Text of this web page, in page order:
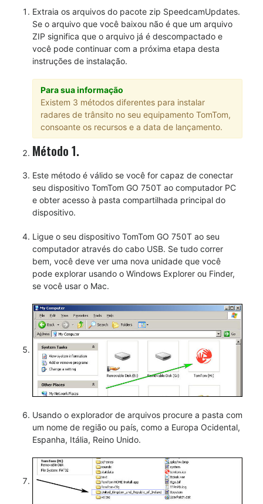
Extraia os arquivos do pacote zip SpeedcamUpdates.
Se o arquivo que você baixou não é que um arquivo
ZIP significa que o arquivo já é descompactado e
você pode continuar com a próxima etapa desta
instruções de instalação.
Para sua informação
Existem 3 métodos diferentes para instalar
radares de trânsito no seu equipamento TomTom,
consoante os recursos e a data de lançamento.
Método 1.
Este método é válido se você for capaz de conectar
seu dispositivo TomTom GO 750T ao computador PC
e obter acesso à pasta compartilhada principal do
dispositivo.
Ligue o seu dispositivo TomTom GO 750T ao seu
computador através do cabo USB. Se tudo correr
bem, você deve ver uma nova unidade que você
pode explorar usando o Windows Explorer ou Finder,
se você usar o Mac.
Usando o explorador de arquivos procure a pasta com
um nome de região ou país, como a Europa Ocidental,
Espanha, Itália, Reino Unido.